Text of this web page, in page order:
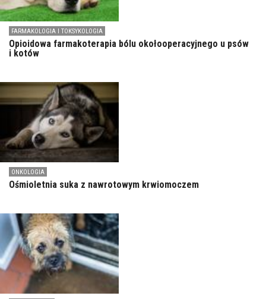
FARMAKOLOGIA I TOKSYKOLOGIA
Opioidowa farmakoterapia bólu okołooperacyjnego u psów
i kotów
ONKOLOGIA
Ośmioletnia suka z nawrotowym krwiomoczem